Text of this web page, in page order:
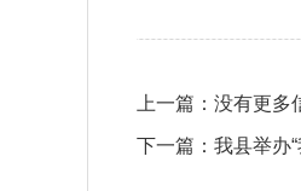
上一篇： 没有更多
下一篇： 我县举办